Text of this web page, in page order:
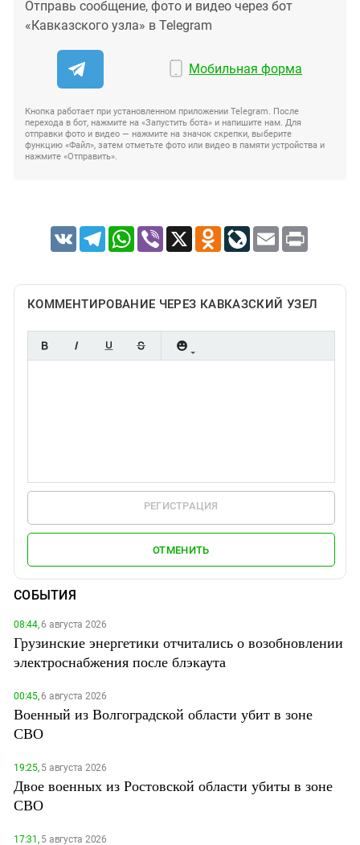
Отправь сообщение, фото и видео через бот
«Кавказского узла» в Telegram
Мобильная форма
Кнопка работает при установленном приложении Telegram. После
перехода в бот, нажмите на «Запустить бота» и напишите нам. Для
отправки фото и видео — нажмите на значок скрепки, выберите
функцию «Файл», затем отметьте фото или видео в памяти устройства и
нажмите «Отправить».
VK TelegramWhatsApp
Viber X Odnoklassniki
LiveJournal
Email Print
КОММЕНТИРОВАНИЕ ЧЕРЕЗ КАВКАЗСКИЙ УЗЕЛ
РЕГИСТРАЦИЯ
ОТМЕНИТЬ
СОБЫТИЯ
08:44,6 августа 2026
Грузинские энергетики отчитались о возобновлении
электроснабжения после блэкаута
00:45,6 августа 2026
Военный из Волгоградской области убит в зоне
СВО
19:25,5 августа 2026
Двое военных из Ростовской области убиты в зоне
СВО
17:31,5 августа 2026